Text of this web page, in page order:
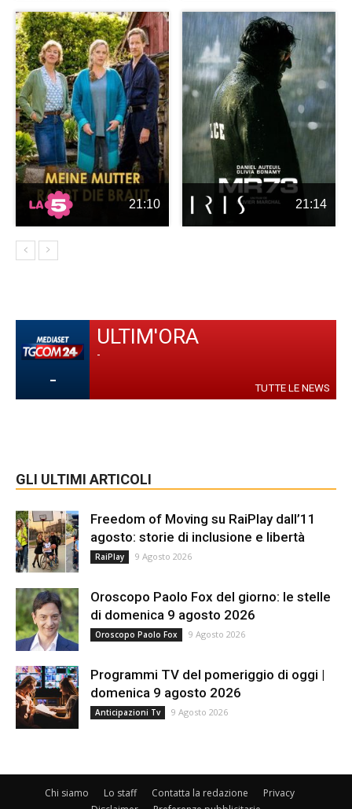
21:10 21:14
-
ULTIM'ORA
-
TUTTE LE NEWS
GLI ULTIMI ARTICOLI
Freedom of Moving su RaiPlay dall’11
agosto: storie di inclusione e libertà
RaiPlay 9 Agosto 2026
Oroscopo Paolo Fox del giorno: le stelle
di domenica 9 agosto 2026
Oroscopo Paolo Fox 9 Agosto 2026
Programmi TV del pomeriggio di oggi |
domenica 9 agosto 2026
Anticipazioni Tv 9 Agosto 2026
Chi siamo Lo staff Contatta la redazione
Privacy